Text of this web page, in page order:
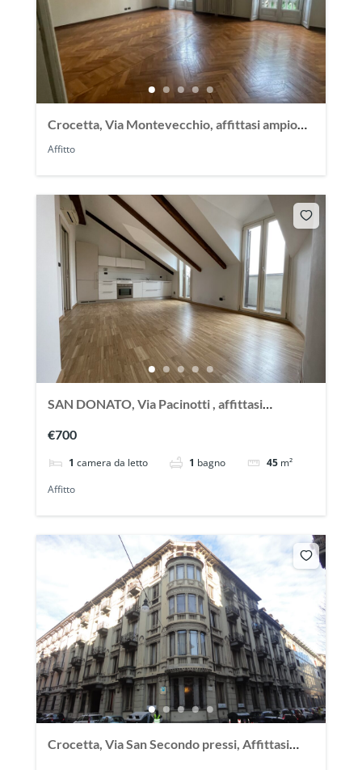
Crocetta, Via Montevecchio, affittasi ampio
appartamento 150 mq
Affitto
SAN DONATO, Via Pacinotti , affittasi
€700
1 camera da letto 1 bagno 45 m²
Affitto
Crocetta, Via San Secondo pressi, Affittasi